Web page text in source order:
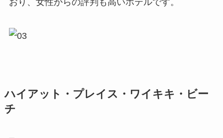
ハイアット・プレイス・ワイキキ・ビー
チ